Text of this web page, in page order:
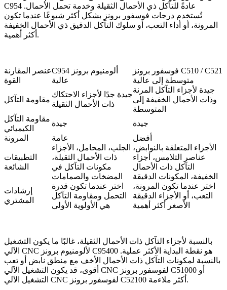
C954 عادةً للتآكل ذي الأحمال الثقيلة وخدمة تحمل الأحمال.
تُستخدم درجات فوسفور برونز بشكل أكثر شيوعًا عندما تكون
المرونة، أو أداء التعب، أو سلوك التآكل الدقيق ذي الأحمال الخفيفة
أكثر أهمية.
عنصر المقارنة C954 ألومنيوم برونز
فوسفور برونز C510 / C521
القوة
عالية متوسطة إلى عالية
مقاومة التآكل
جيدة جدًا لأجزاء الاحتكاك
ذات الأحمال الثقيلة
جيدة لأجزاء التآكل المرنة
وذات الأحمال الخفيفة إلى
المتوسطة
مقاومة التآكل
الكيميائي
جيدة
جيدة
المرونة
عامة أفضل
التطبيقات
الشائعة
الجلب، المحامل، الأجزاء
ذات الأحمال الثقيلة،
مكونات التآكل في
المضخات والصمامات
الأجزاء المتعلقة بالنوابض،
عناصر التلامس، أجزاء
التآكل ذات الأحمال
الخفيفة، المكونات الدقيقة
إرشادات
المشتري
اختر عندما تكون قدرة
التحمل ومقاومة التآكل
هي الأولوية الأولى
اختر عندما تكون المرونة،
التعب، أو الأجزاء الدقيقة
الأصغر أكثر أهمية
بالنسبة لأجزاء التآكل ذات الأحمال الثقيلة، غالبًا ما يكون التشغيل
الآلي CNC لألومنيوم برونز C95400
بالنسبة لمكونات التآكل ذات الأحمال الأخف مع منطق نابض أو تعب
أقوى، قد يكون
التشغيل الآلي CNC لفوسفور برونز C51000 أو
التشغيل الآلي CNC لفوسفور برونز C52100
أكثر ملاءمة.